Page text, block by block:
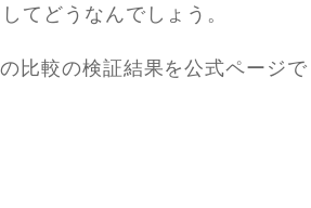
てどうなんでしょう。
比較の検証結果を公式ページで